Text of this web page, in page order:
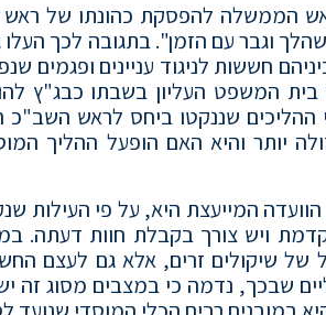
הצעת ראש הממשלה להפסקת כהונתו של
וגבר עם הזמן". בתגובה לכך העלו
חששות לניגוד עניינים ופגמים
בית המשפט העליון בשבתו כבג"ץ
שננקטו ביחס לראש השב"כ
יותר והיא האם הופעל ההליך
המייעצת היא, על פי העילות
ויש צורך בקבלת חוות דעתה.
שיקולים זרים, אלא גם לעצם
שבכך, נדמה כי במצבים מסוג זה